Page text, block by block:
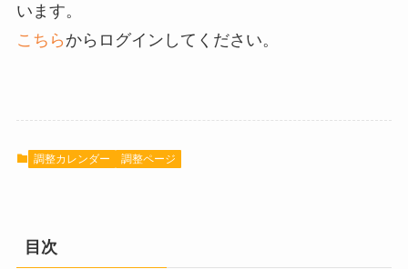
います。
こちら からログインしてください。
調整カレンダー 調整ページ
目次